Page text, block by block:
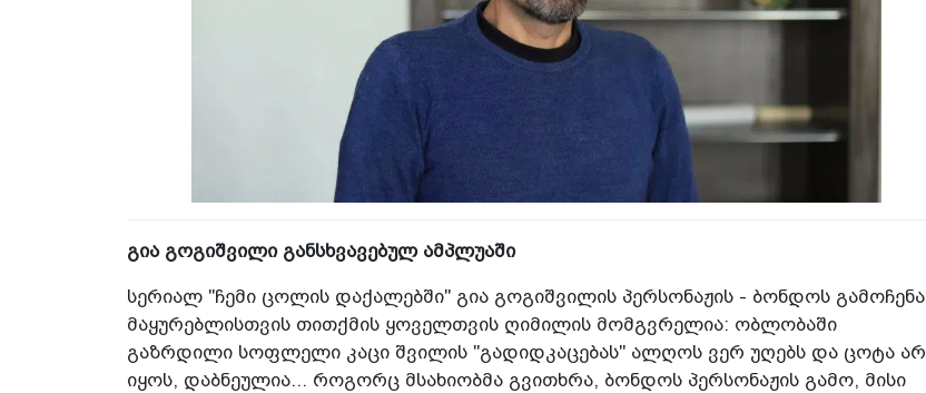
გია გოგიშვილი განსხვავებულ ამპლუაში
სერიალ "ჩემი ცოლის დაქალებში" გია გოგიშვილის პერსონაჟის - ბონდოს გამოჩენა
მაყურებლისთვის თითქმის ყოველთვის ღიმილის მომგვრელია: ობლობაში
გაზრდილი სოფლელი კაცი შვილის "გადიდკაცებას" ალღოს ვერ უღებს და ცოტა არ
იყოს, დაბნეულია... როგორც მსახიობმა გვითხრა, ბონდოს პერსონაჟის გამო, მისი